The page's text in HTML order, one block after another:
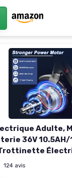
Adulte,
36V
APP
124 avis